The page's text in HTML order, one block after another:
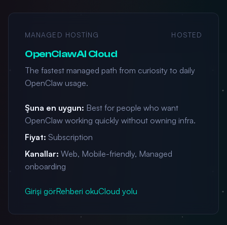
MANAGED HOSTING HOSTED
OpenClawAI Cloud
The fastest managed path from curiosity to daily
OpenClaw usage.
Şuna en uygun: Best for people who want
OpenClaw working quickly without owning infra.
Fiyat: Subscription
Kanallar: Web, Mobile-friendly, Managed
onboarding
Girişi görRehberi okuCloud yolu